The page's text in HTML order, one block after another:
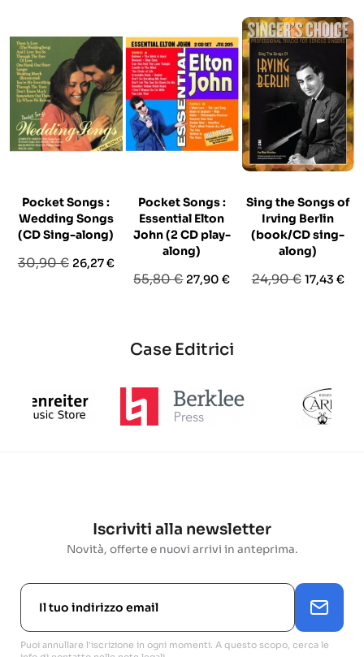
Pocket Songs :
Wedding Songs
(CD Sing-along)
Prezzo
30,90 € Prezzo
26,27 €
Pocket Songs :
Essential Elton
John (2 CD play-
along)
Prezzo
55,80 € Prezzo
27,90 €
Sing the Songs of
Irving Berlin
(book/CD sing-
along)
Prezzo
24,90 € Prezzo
17,43 €
Case Editrici
Iscriviti alla newsletter
Novità, offerte e nuovi arrivi in anteprima.
Puoi annullare l'iscrizione in ogni momenti. A questo scopo, cerca le